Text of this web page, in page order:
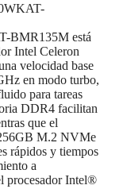
BMR135M está
Intel Celeron
velocidad base
en modo turbo,
para tareas
DDR4 facilitan
que el
M.2 NVMe
rápidos y tiempos
a
procesador Intel®